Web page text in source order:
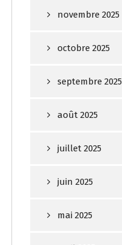
novembre 2025
octobre 2025
septembre 2025
août 2025
juillet 2025
juin 2025
mai 2025